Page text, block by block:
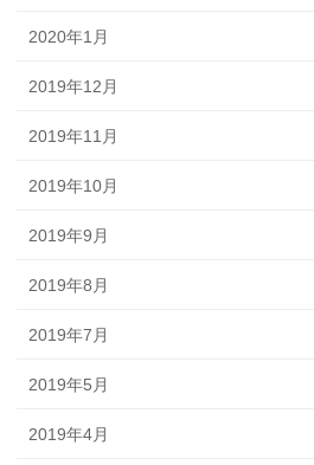
2020年1月
2019年12月
2019年11月
2019年10月
2019年9月
2019年8月
2019年7月
2019年5月
2019年4月